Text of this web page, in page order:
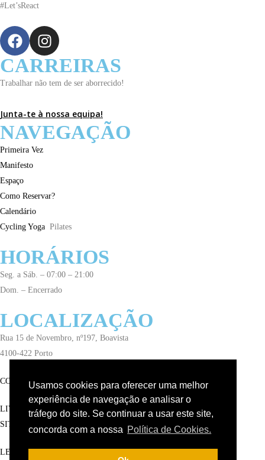
Usamos cookies para oferecer uma melhor
experiência de navegação e analisar o
tráfego do site. Se continuar a usar este site,
concorda com a nossa Política de Cookies.
#Let’sReact
CARREIRAS
Trabalhar não tem de ser aborrecido!
Junta-te à nossa equipa!
NAVEGAÇÃO
Primeira Vez
Manifesto
Espaço
Como Reservar?
Calendário
Cycling Yoga Pilates
HORÁRIOS
Seg. a Sáb. – 07:00 – 21:00
Dom. – Encerrado
LOCALIZAÇÃO
Rua 15 de Novembro, nº197, Boavista
4100-422 Porto
CONTACTE-NOS
LIVRO DE RECLAMAÇÕES
SITEMAP
LEGAL